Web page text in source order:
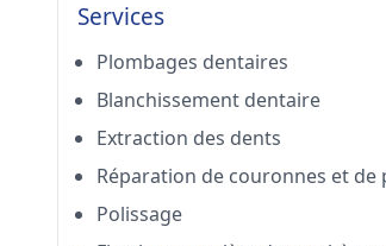
Services
Plombages dentaires
Blanchissement dentaire
Extraction des dents
Réparation de couronnes et de
Polissage